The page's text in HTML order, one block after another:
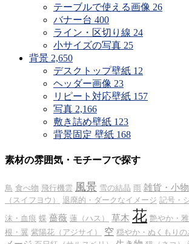
テーブルで使える画像 26
バナー台 400
ライン・区切り線 24
小サイズの写真 25
背景 2,650
デスクトップ壁紙 12
ヘッダー画像 23
リピート対応壁紙 157
写真 2,166
敷き詰め壁紙 123
背景固定 壁紙 168
素材の雰囲気・モチーフで探す
鳥 食べ物 飛行機雲 風景 雪の結晶 雨 雑貨・小物
（スイフヨウ）
退廃的・ダークなイメージ 記号・
沫・血痕 蝶 薔薇 蓮（ハス） 草木 花 艶やか・
根・翼 紫陽花（アジサイ） 空 穏やか・ぬくもり